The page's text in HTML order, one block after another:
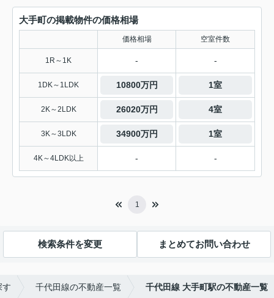
大手町の掲載物件の価格相場
価格相場 空室件数
1R～1K - -
1DK～1LDK 10800万円 1室
2K～2LDK 26020万円 4室
3K～3LDK 34900万円 1室
4K～4LDK以上 - -
1
検索条件を変更 まとめてお問い合わせ
す 千代田線の不動産一覧 千代田線 大手町駅の不動産一覧